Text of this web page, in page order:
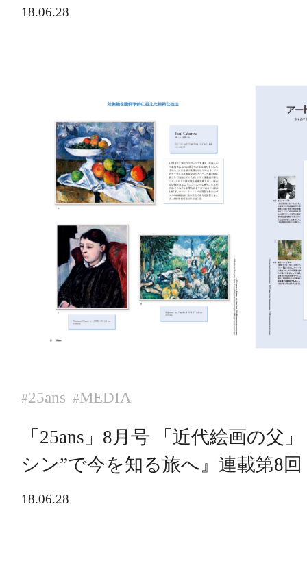
18.06.28
#25ans #MEDIA
「25ans」8月号 「近代絵画の父
シン”で今を知る旅へ』連載第8回
18.06.28